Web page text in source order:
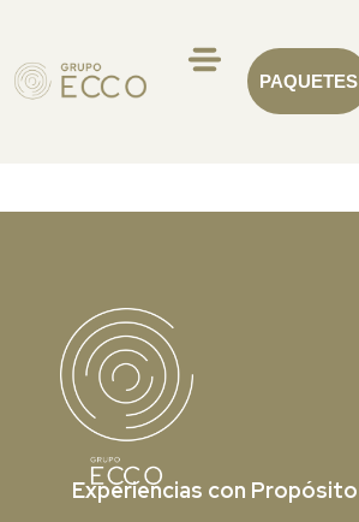
PAQUETES
Experiencias con Propósito